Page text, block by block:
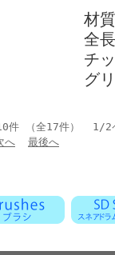
材
全
チ
グ
件 （全17件） 1/2
へ 最後へ